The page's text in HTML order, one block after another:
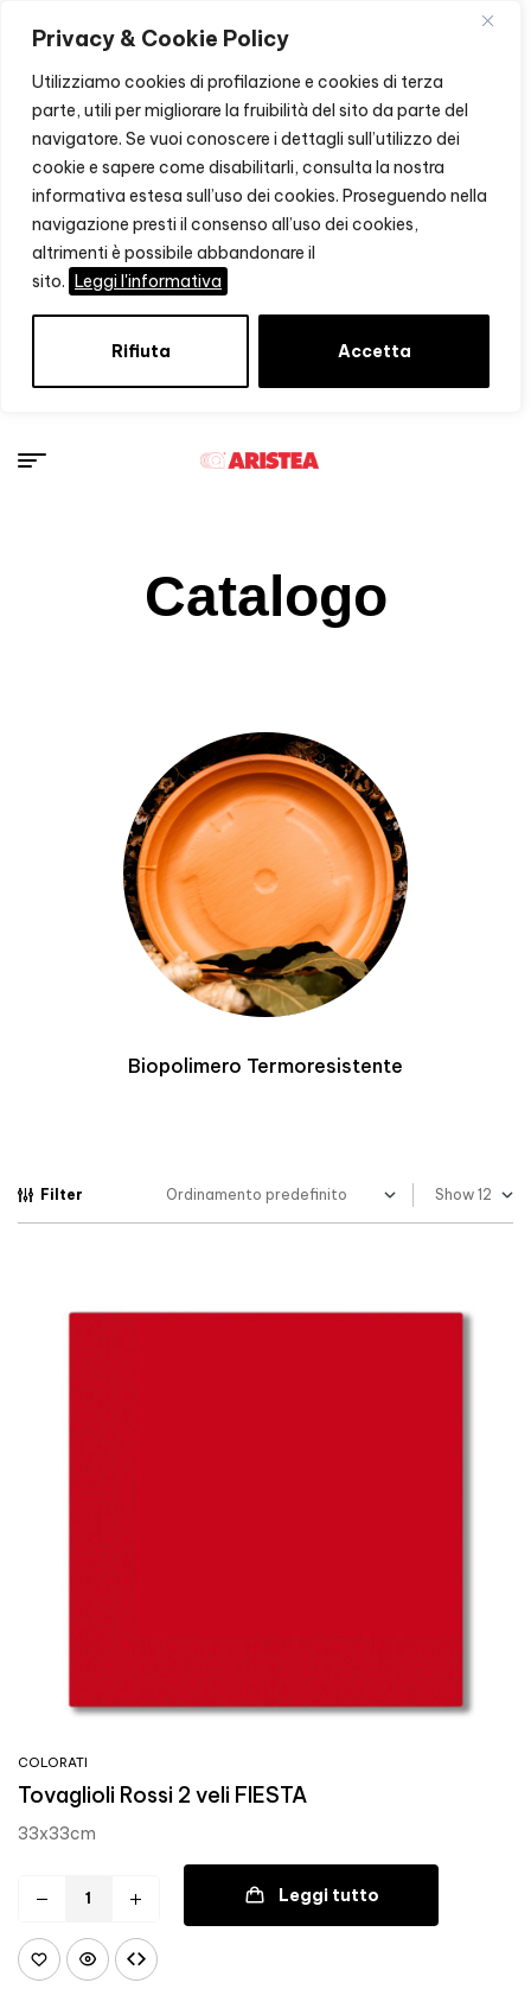
Privacy & Cookie Policy
Utilizziamo cookies di profilazione e cookies di terza
parte, utili per migliorare la fruibilità del sito da parte del
navigatore. Se vuoi conoscere i dettagli sull’utilizzo dei
cookie e sapere come disabilitarli, consulta la nostra
informativa estesa sull’uso dei cookies. Proseguendo nella
navigazione presti il consenso all’uso dei cookies,
altrimenti è possibile abbandonare il
sito. Leggi l'informativa
Rifiuta Accetta
Catalogo
Biopolimero Termoresistente
Filter Show
COLORATI
Tovaglioli Rossi 2 veli FIESTA
33x33cm
Leggi tutto